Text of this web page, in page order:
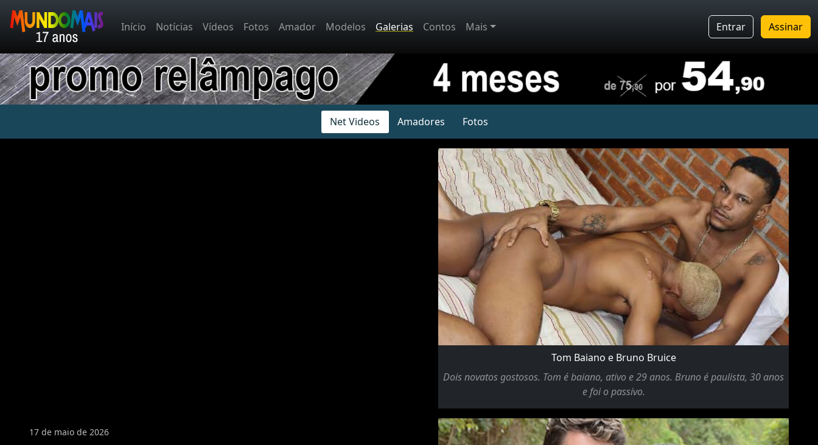
Início Notícias Vídeos Fotos Amador Modelos Galerias Contos Mais Entrar Assinar
Net Videos Amadores Fotos
17 de maio de 2026
Tom Baiano e Bruno Bruice
Dois novatos gostosos. Tom é baiano, ativo e 29 anos. Bruno é paulista, 30 anos
e foi o passivo.